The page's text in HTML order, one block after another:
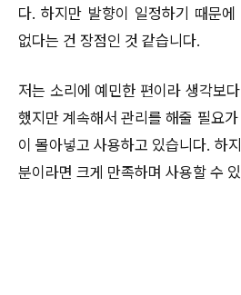
다. 하지만 발향이 일정하기 때문
없다는 건 장점인 것 같습니다.
저는 소리에 예민한 편이라 생각보
했지만 계속해서 관리를 해줄 필요
이 몰아넣고 사용하고 있습니다. 하
분이라면 크게 만족하며 사용할 수